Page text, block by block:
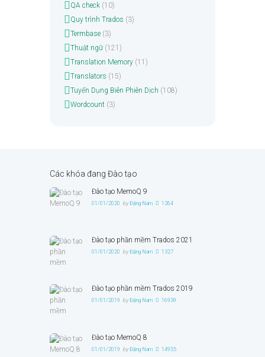
QA check(10)
Quy trình Trados (3)
Termbase(3)
Thuật ngữ(121)
Translation Memory(11)
Translators (15)
Tuyển Dụng Biên Phiên Dịch (108)
Wordcount(3)
Các khóa đang Đào tạo
Đào tạo MemoQ 9
01/01/2020 byĐặng Nam 1264
Đào tạo phần mềm Trados 2021
01/01/2020 byĐặng Nam 1327
Đào tạo phần mềm Trados 2019
01/01/2019 byĐặng Nam 16939
Đào tạo MemoQ 8
01/01/2019 byĐặng Nam 14955